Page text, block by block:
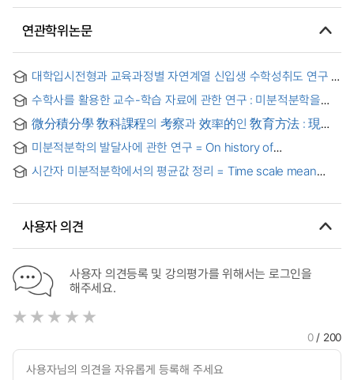
연관학위논문
대학입시전형과 교육과정별 자연계열 신입생 수학성취도 연구 :
수학사를 활용한 교수-학습 자료에 관한 연구 : 미분적분학을
중심으로 = Study on teaching-learning materials using the
history of mathematics - Focused on calculus in
highschool
微分積分學 敎科課程의 考察과 效率的인 敎育方法 : 現行
미분적분학의 발달사에 관한 연구 = On history of
시간자 미분적분학에서의 평균값 정리 = Time scale mean
사용자 의견
사용자 의견등록 및 강의평가를 위해서는 로그인을
해주세요.
0/ 200